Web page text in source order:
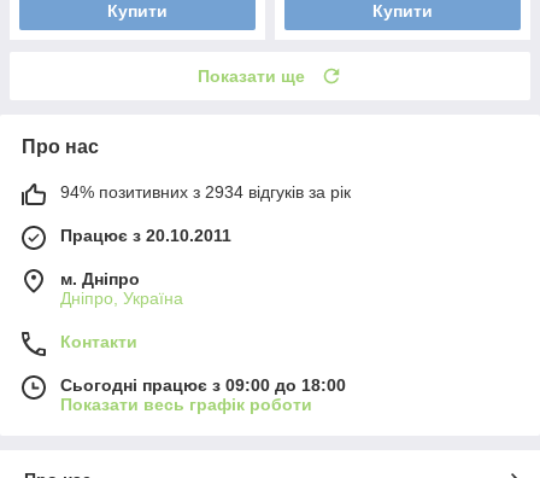
Купити Купити
Показати ще
Про нас
94% позитивних з 2934 відгуків за рік
Працює з 20.10.2011
м. Дніпро
Дніпро, Україна
Контакти
Сьогодні працює з 09:00 до 18:00
Показати весь графік роботи